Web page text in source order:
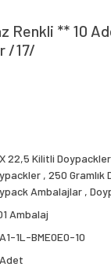
Renkli ** 10
/17/
22,5 Kilitli Doypackler
,250 Gramlık
Ambalajlar ,
Ambalaj
1L-BME0E0-10